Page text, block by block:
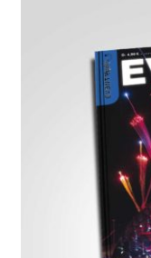
Fachbücher